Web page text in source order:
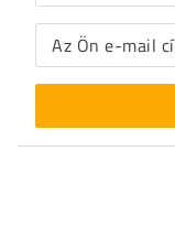
Az Ön e-mail